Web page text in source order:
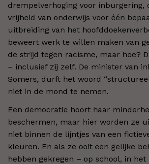
drempelverhoging voor inburgering,
vrijheid van onderwijs voor één
uitbreiding van het
beweert werk te willen maken van
de strijd tegen racisme, maar hoe?
– inclusief zij zelf. De minister van
Somers, durft het woord
niet in de mond te nemen.
Een democratie hoort haar
beschermen, maar hier worden ze
niet binnen de lijntjes van een
kleuren. En als ze ooit een gelijke
hebben gekregen – op school, in